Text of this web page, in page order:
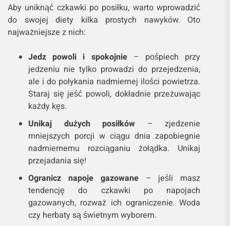
Aby uniknąć czkawki po posiłku, warto wprowadzić
do swojej diety kilka prostych nawyków. Oto
najważniejsze z nich:
Jedz powoli i spokojnie– pośpiech przy
jedzeniu nie tylko prowadzi do przejedzenia,
ale i do połykania nadmiernej ilości powietrza.
Staraj się jeść powoli, dokładnie przeżuwając
każdy kęs.
Unikaj dużych posiłków – zjedzenie
mniejszych porcji w ciągu dnia zapobiegnie
nadmiernemu rozciąganiu żołądka. Unikaj
przejadania się!
Ogranicz napoje gazowane– jeśli masz
tendencję do czkawki po napojach
gazowanych, rozważ ich ograniczenie. Woda
czy herbaty są świetnym wyborem.